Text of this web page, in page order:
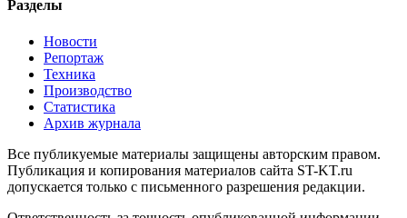
Разделы
Новости
Репортаж
Техника
Производство
Статистика
Архив журнала
Все публикуемые материалы защищены авторским правом.
Публикация и копирования материалов сайта ST-KT.ru
допускается только с письменного разрешения редакции.